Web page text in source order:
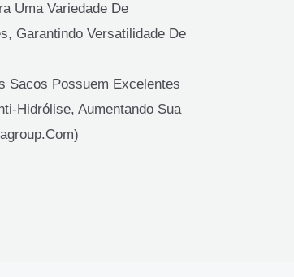
Uma Variedade De
Garantindo Versatilidade De
Sacos Possuem Excelentes
Hidrólise, Aumentando Sua